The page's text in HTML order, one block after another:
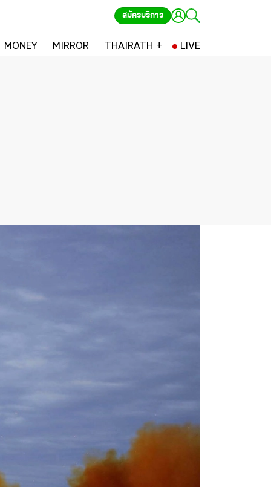
สมัครบริการ
MONEY MIRROR THAIRATH + LIVE